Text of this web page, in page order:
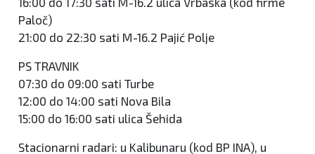
Paloč)
21:00 do 22:30 sati M-16.2 Pajić Polje
PS TRAVNIK
07:30 do 09:00 sati Turbe
12:00 do 14:00 sati Nova Bila
15:00 do 16:00 sati ulica Šehida
Stacionarni radari: u Kalibunaru (kod BP INA), u